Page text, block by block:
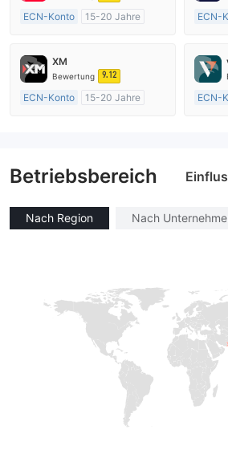
ECN-Konto
15-20 Jahre
Market Making (MM)
MT4-Volllizenz
ECN-
MT4-
XM
Bewertung 9.12
ECN-Konto
15-20 Jahre
ECN-
Betriebsbereich
Nach Region Nach